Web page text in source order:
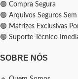
🟢 Compra Segura
🟢 Arquivos Seguros
🟢 Matrizes Exclusivas
🟢 Suporte Técnico
SOBRE NÓS